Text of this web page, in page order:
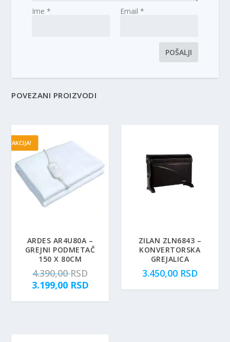
Ime* Email *
POVEZANI PROIZVODI
AKCIJA!
ARDES AR4U80A –
GREJNI PODMETAČ
150 X 80CM
4.390,00RSD
r
3.199,00 RSDT
ZILAN ZLN6843 –
KONVERTORSKA
GREJALICA
3.450,00 RSD